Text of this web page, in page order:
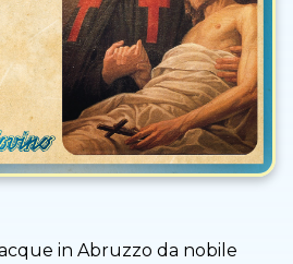
in Abruzzo da nobile